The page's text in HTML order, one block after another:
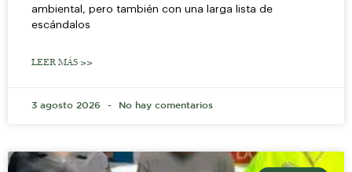
ambiental, pero también con una larga lista de
escándalos
LEER MÁS >>
3 agosto 2026 No hay comentarios